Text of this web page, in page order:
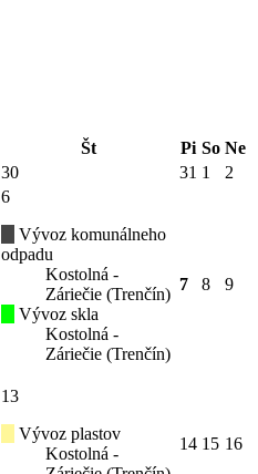
Št Pi So Ne
30 31 1 2
6
Vývoz komunálneho
odpadu
Kostolná -
Záriečie (Trenčín)
Vývoz skla
Kostolná -
Záriečie (Trenčín)
7 8 9
13
Vývoz plastov
Kostolná -
14 15 16